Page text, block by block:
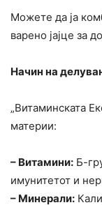
Можете да ја
варено јајце за
Начин на
„Витаминската
материи:
– Витамини: Б-
имунитетот и
– Минерали: